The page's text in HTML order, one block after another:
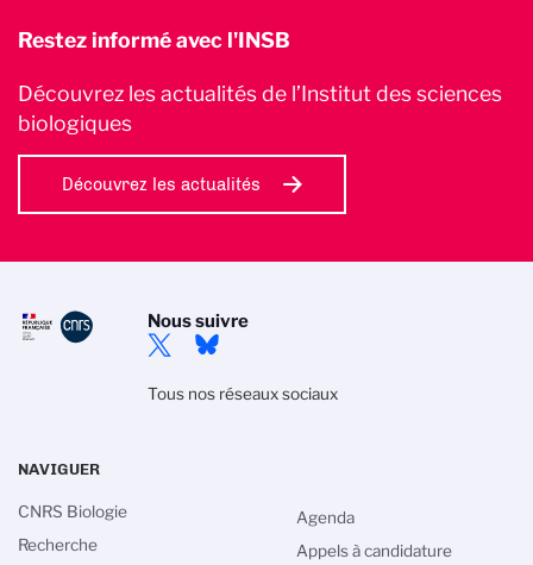
Restez informé avec l'INSB
Découvrez les actualités de l’Institut des sciences
biologiques
Découvrez les actualités
Nous suivre
Tous nos réseaux sociaux
NAVIGUER
CNRS Biologie
Recherche
Agenda
Appels à candidature